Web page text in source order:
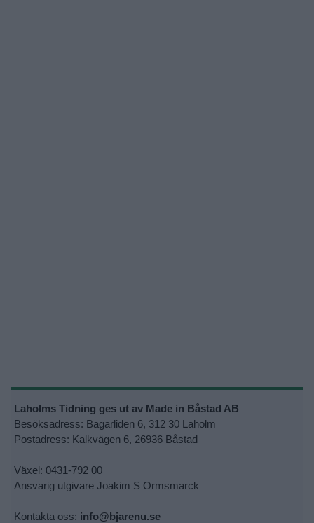
Laholms Tidning ges ut av Made in Båstad AB
Besöksadress: Bagarliden 6, 312 30 Laholm
Postadress: Kalkvägen 6, 26936 Båstad
Växel: 0431-792 00
Ansvarig utgivare Joakim S Ormsmarck
Kontakta oss: info@bjarenu.se